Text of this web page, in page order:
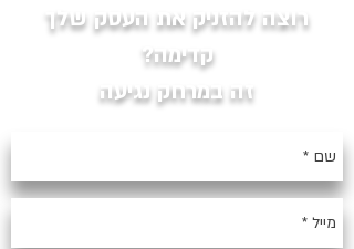
רוצה להזניק את העסק שלך
קדימה?
זה במרחק נגיעה